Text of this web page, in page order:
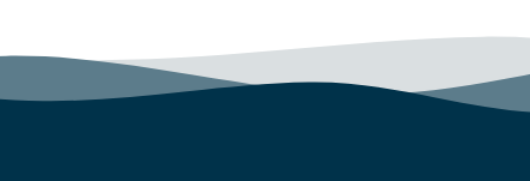
y
ý